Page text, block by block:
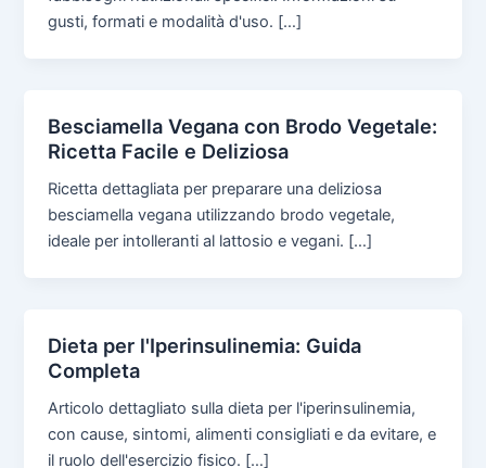
gusti, formati e modalità d'uso. […]
Besciamella Vegana con Brodo Vegetale:
Ricetta Facile e Deliziosa
Ricetta dettagliata per preparare una deliziosa
besciamella vegana utilizzando brodo vegetale,
ideale per intolleranti al lattosio e vegani. […]
Dieta per l'Iperinsulinemia: Guida
Completa
Articolo dettagliato sulla dieta per l'iperinsulinemia,
con cause, sintomi, alimenti consigliati e da evitare, e
il ruolo dell'esercizio fisico. […]